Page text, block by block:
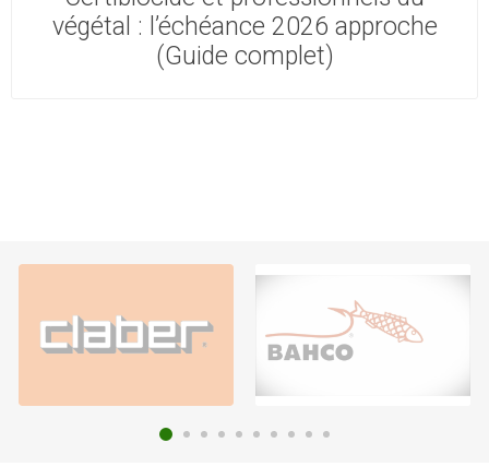
végétal : l’échéance 2026 approche
(Guide complet)